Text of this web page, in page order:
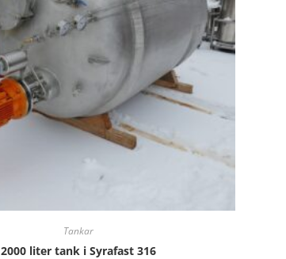
Tankar
2000 liter tank i Syrafast 316